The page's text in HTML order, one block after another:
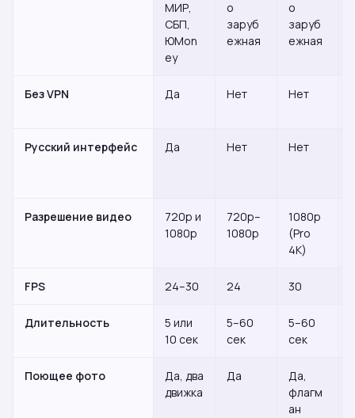
МИР,
СБП,
ЮMon
ey
о
заруб
ежная
о
заруб
ежная
Без VPN Да Нет Нет
Русский интерфейс Да Нет Нет
Разрешение видео
720p и
1080p
720p–
1080p
1080p
(Pro
4K)
FPS 24–30 24 30
Длительность
5 или
10 сек
5–60
сек
5–60
сек
Поющее фото
Да, два
движка
Да
Да,
флагм
ан